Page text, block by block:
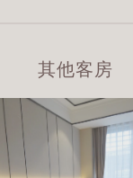
其他客房